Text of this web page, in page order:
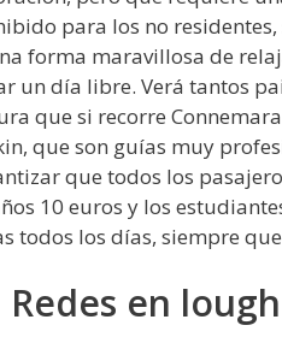
para los no
forma maravillosa de
un día libre. Verá tantos
que si recorre
que son guías muy
que todos los
10 euros y los
todos los días, siempre
Redes en